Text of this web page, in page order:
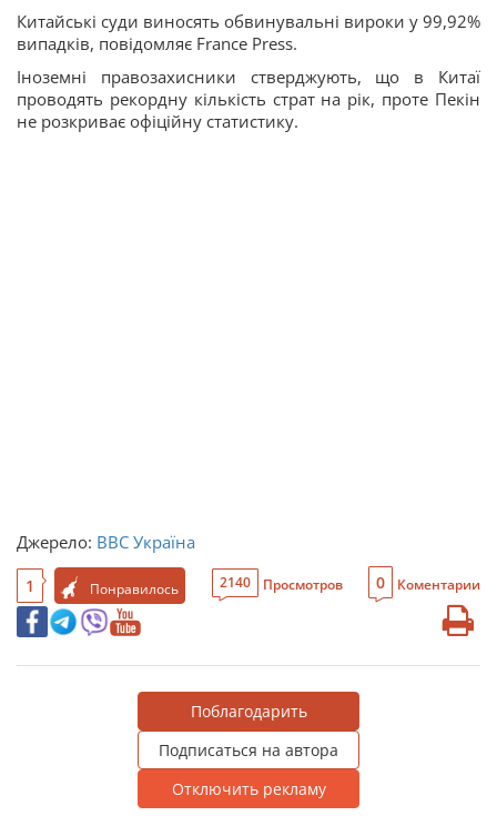
Китайські суди виносять обвинувальні вироки у 99,92%
випадків, повідомляє France Press.
Іноземні правозахисники стверджують, що в Китаї
проводять рекордну кількість страт на рік, проте Пекін
не розкриває офіційну статистику.
Джерело: BBC Україна
1 Понравилось 2140 Просмотров 0 Коментарии
Поблагодарить
Подписаться на автора
Отключить рекламу